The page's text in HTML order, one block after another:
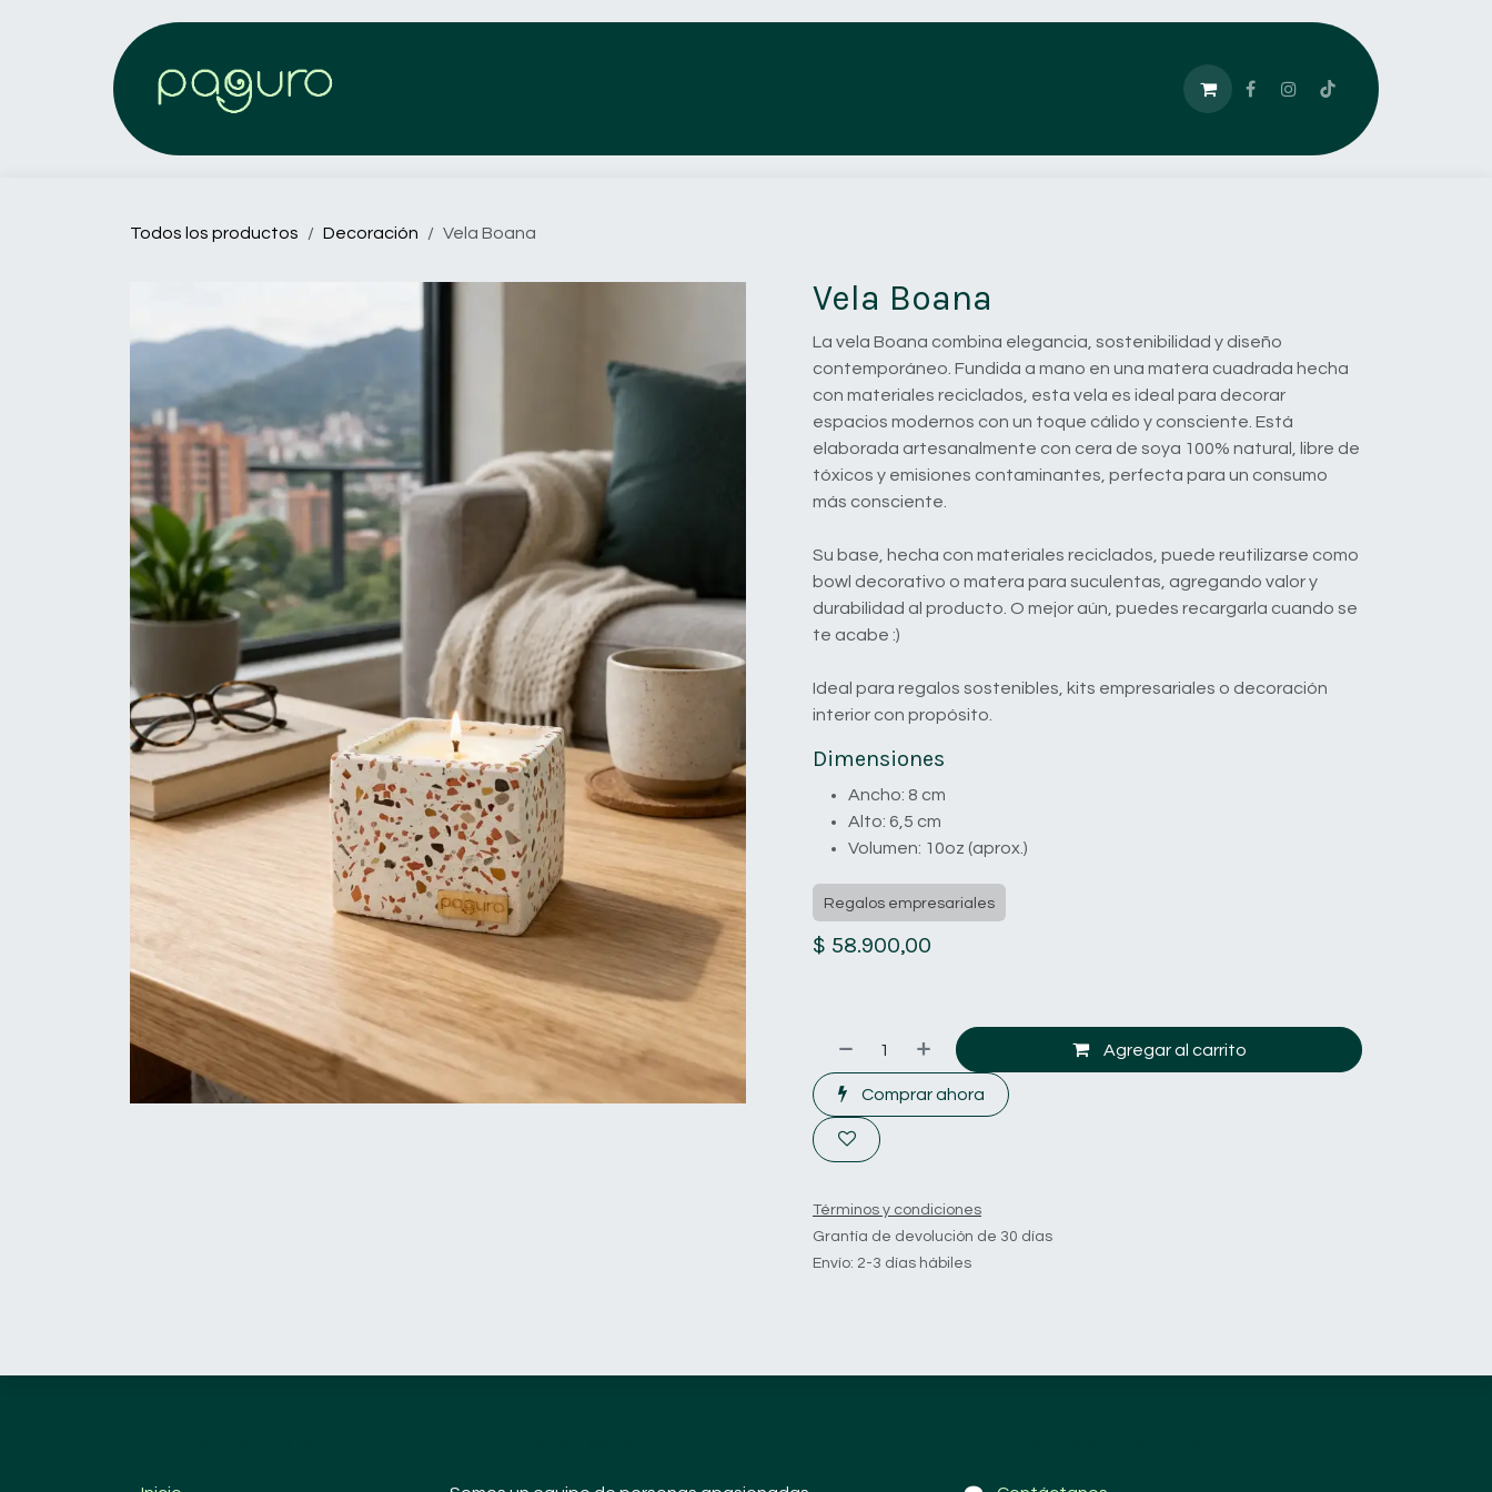
Todos los productos Decoración Vela Boana
Vela Boana
La vela Boana combina elegancia, sostenibilidad y diseño
contemporáneo. Fundida a mano en una matera cuadrada hecha
con materiales reciclados, esta vela es ideal para decorar
espacios modernos con un toque cálido y consciente. Está
elaborada artesanalmente con cera de soya 100% natural, libre de
tóxicos y emisiones contaminantes, perfecta para un consumo
más consciente.
Su base, hecha con materiales reciclados, puede reutilizarse como
bowl decorativo o matera para suculentas, agregando valor y
durabilidad al producto. O mejor aún, puedes recargarla cuando se
te acabe :)
Ideal para regalos sostenibles, kits empresariales o decoración
interior con propósito.
Dimensiones
Ancho: 8 cm
Alto: 6,5 cm
Volumen: 10oz (aprox.)
Regalos empresariales
$ 58.900,00
Agregar al carrito
Comprar ahora
Términos y condiciones
Grantía de devolución de 30 días
Envío: 2-3 días hábiles